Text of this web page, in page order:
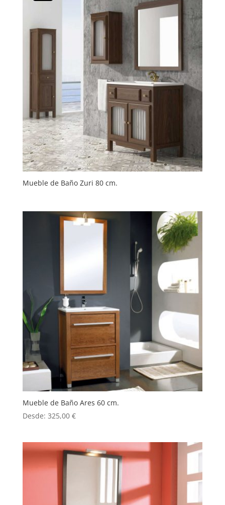
Mueble de Baño Zuri 80 cm.
Mueble de Baño Ares 60 cm.
Desde: 325,00 €